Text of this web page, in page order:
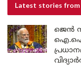
Latest stories
ജെൻ